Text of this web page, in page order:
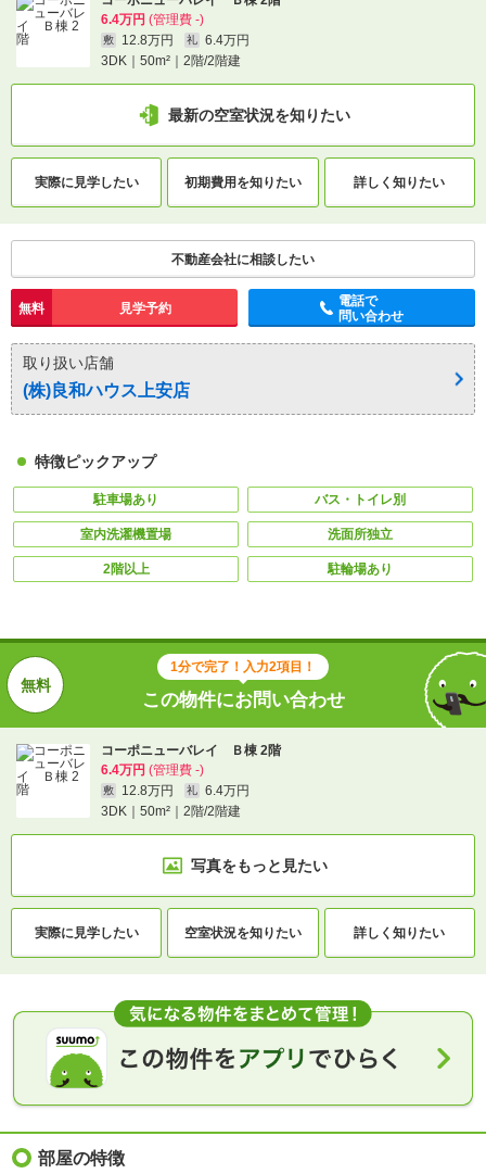
6.4万円 (管理費 -)
敷 12.8万円 礼
6.4万円
3DK｜50m²｜2階/2階建
最新の空室状況を知りたい
実際に見学したい 初期費用を知りたい 詳しく知りたい
不動産会社に相談したい
無料 見学予約
電話で
問い合わせ
取り扱い店舗
(株)良和ハウス上安店
特徴ピックアップ
駐車場あり バス・トイレ別
室内洗濯機置場 洗面所独立
2階以上 駐輪場あり
1分で完了！入力2項目！
この物件にお問い合わせ
コーポニューバレイ Ｂ棟 2階
6.4万円 (管理費 -)
敷 12.8万円 礼
6.4万円
3DK｜50m²｜2階/2階建
写真をもっと見たい
実際に見学したい 空室状況を知りたい 詳しく知りたい
部屋の特徴